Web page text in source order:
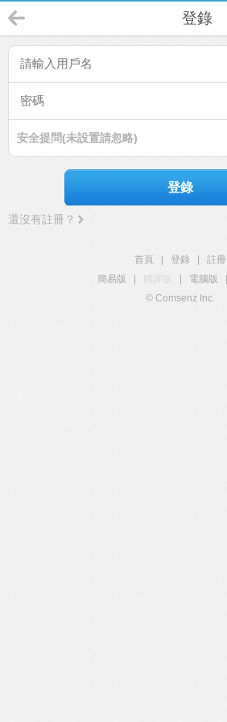
登錄
安全提問(未設置請忽略)
登錄
還沒有註冊？
首頁 登錄
註冊
簡易版
觸屏版 電腦版
© Comsenz Inc.